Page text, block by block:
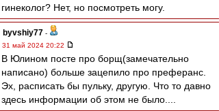
гинеколог? Нет, но посмотреть могу.
byvshiy77 -
31 май 2024 20:22
В Юлином посте про борщ(замечательно
написано) больше зацепило про преферанс.
Эх, расписать бы пульку, другую. Что то давно
здесь информации об этом не было....